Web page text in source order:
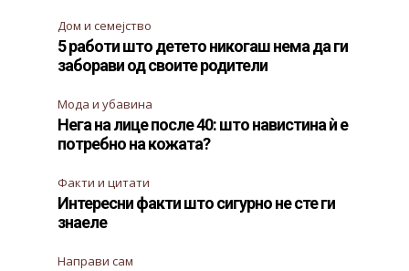
Дом и семејство
5 работи што детето никогаш нема да ги
заборави од своите родители
Мода и убавина
Нега на лице после 40: што навистина ѝ е
потребно на кожата?
Факти и цитати
Интересни факти што сигурно не сте ги
знаеле
Направи сам